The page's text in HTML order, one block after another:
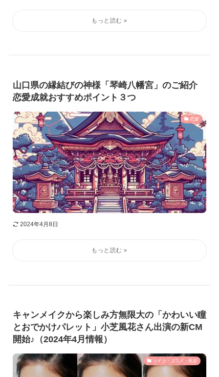
山口県の縁結びの神様「琴崎八幡宮」のご紹介
恋愛成就おすすめポイント３つ
恋愛
2024年4月8日
キャンメイクから楽しみ方無限大の「かわいい瞳
とおでかけパレット」小芝風花さん出演の新CM
開始♪（2024年4月情報）
メイク・コスメ・美容